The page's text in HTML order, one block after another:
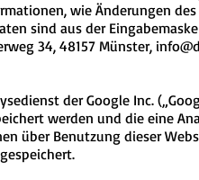
wie Änderungen
sind aus der
34, 48157 Münster,
der Google Inc.
werden und die eine
über Benutzung dieser